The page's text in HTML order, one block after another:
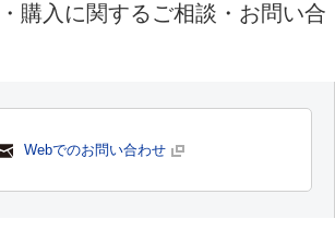
購入に関するご相談・お問い合
Webでのお問い合わせ